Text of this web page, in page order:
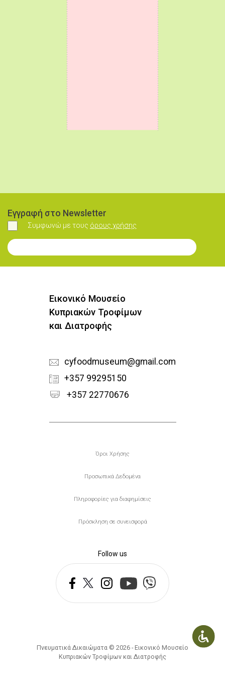
Εγγραφή στο Newsletter
Συμφωνώ
Συμφωνώ με τους όρους χρήσης
Εγγραφή στο Newsletter
Εικονικό Μουσείο
Κυπριακών Τροφίμων
και Διατροφής
cyfoodmuseum@gmail.com
+357 99295150
+357 22770676
Υποσέλιδο
Όροι Χρήσης
Προσωπικά Δεδομένα
Πληροφορίες για διαφημίσεις
Πρόσκληση σε συνεισφορά
Follow us
Πνευματικά Δικαιώματα © 2026 - Εικονικό Μουσείο
Κυπριακών Τροφίμων και Διατροφής